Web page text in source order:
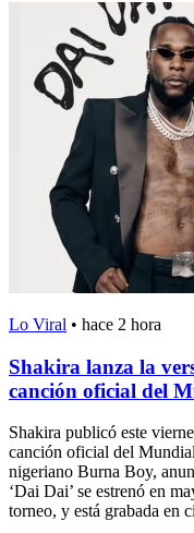
Lo Viral • hace 2 hora
Shakira lanza la
canción oficial del
Shakira publicó este
canción oficial del
nigeriano Burna Boy,
‘Dai Dai’ se estrenó en
torneo, y está grabada